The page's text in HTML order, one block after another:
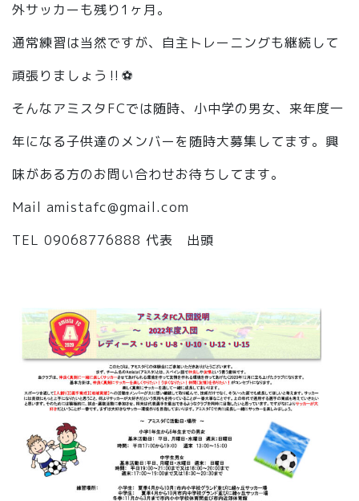
外サッカーも残り1ヶ月。
通常練習は当然ですが、自主トレーニングも継続して
頑張りましょう‼️⚽️
そんなアミスタFCでは随時、小中学の男女、来年度一
年になる子供達のメンバーを随時大募集してます。興
味がある方のお問い合わせお待ちしてます。
Mail amistafc@gmail.com
TEL 09068776888 代表 出頭